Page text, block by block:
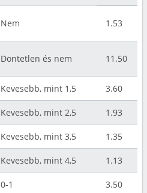
Nem 1.53
Döntetlen és nem 11.50
Kevesebb, mint 1,5 3.60
Kevesebb, mint 2,5 1.93
Kevesebb, mint 3,5 1.35
Kevesebb, mint 4,5 1.13
0-1 3.50